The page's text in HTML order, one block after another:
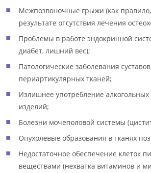
Межпозвоночные грыжи (как
результате отсутствия лечения
Проблемы в работе эндокринной
диабет, лишний вес);
Патологические заболевания
периартикулярных тканей;
Излишнее употребление
изделий;
Болезни мочеполовой системы
Опухолевые образования в тканях
Недостаточное обеспечение клеток
веществами (нехватка витаминов и